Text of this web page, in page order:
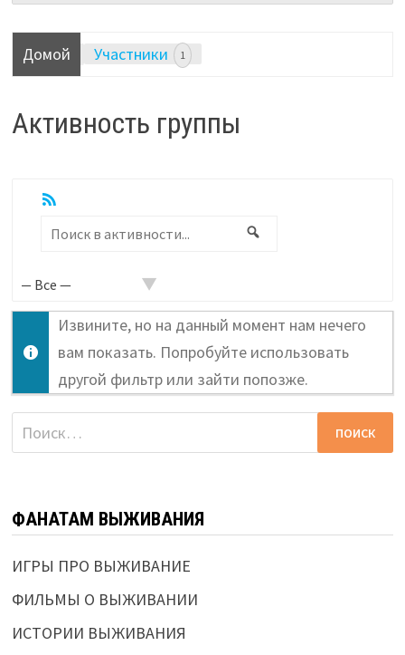
Домой Участники 1
Активность группы
RSS
Поиск
активности...
Извините, но на данный момент нам нечего
вам показать. Попробуйте использовать
другой фильтр или зайти попозже.
Найти:
ФАНАТАМ ВЫЖИВАНИЯ
ИГРЫ ПРО ВЫЖИВАНИЕ
ФИЛЬМЫ О ВЫЖИВАНИИ
ИСТОРИИ ВЫЖИВАНИЯ